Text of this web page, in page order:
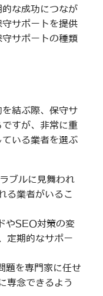
な成功につなが
サポートを提供
サポートの種類
結ぶ際、保守サ
すが、非常に重
いる業者を選ぶ
ブルに見舞われ
る業者がいるこ
やSEO対策の変
定期的なサポー
題を専門家に任せ
専念できるよう